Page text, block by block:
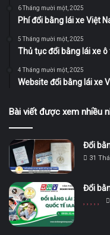
6 Tháng mười một, 2025
Phí đổi bằng lái xe Việt
5 Tháng mười một, 2025
Thủ tục đổi bằng lái xe
4 Tháng mười một, 2025
Website đổi bằng lái xe
Bài viết được xem nhiều
Đổi
31
Đổi